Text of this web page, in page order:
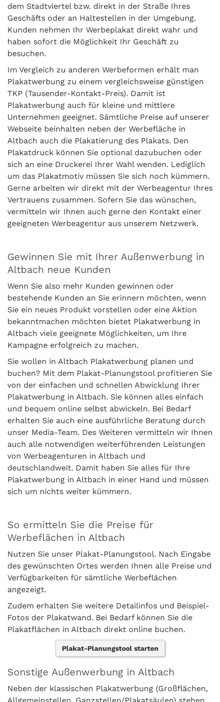
dem Stadtviertel bzw. direkt in der Straße Ihres
Geschäfts oder an Haltestellen in der Umgebung.
Kunden nehmen Ihr Werbeplakat direkt wahr und
haben sofort die Möglichkeit Ihr Geschäft zu
besuchen.
Im Vergleich zu anderen Werbeformen erhält man
Plakatwerbung zu einem vergleichsweise günstigen
TKP (Tausender-Kontakt-Preis). Damit ist
Plakatwerbung auch für kleine und mittlere
Unternehmen geeignet. Sämtliche Preise auf unserer
Webseite beinhalten neben der Werbefläche in
Altbach auch die Plakatierung des Plakats. Den
Plakatdruck können Sie optional dazubuchen oder
sich an eine Druckerei Ihrer Wahl wenden. Lediglich
um das Plakatmotiv müssen Sie sich noch kümmern.
Gerne arbeiten wir direkt mit der Werbeagentur Ihres
Vertrauens zusammen. Sofern Sie das wünschen,
vermitteln wir Ihnen auch gerne den Kontakt einer
geeigneten Werbeagentur aus unserem Netzwerk.
Gewinnen Sie mit Ihrer Außenwerbung in
Altbach neue Kunden
Wenn Sie also mehr Kunden gewinnen oder
bestehende Kunden an Sie erinnern möchten, wenn
Sie ein neues Produkt vorstellen oder eine Aktion
bekanntmachen möchten bietet Plakatwerbung in
Altbach viele geeignete Möglichkeiten, um Ihre
Kampagne erfolgreich zu machen.
Sie wollen in Altbach Plakatwerbung planen und
buchen? Mit dem Plakat-Planungstool profitieren Sie
von der einfachen und schnellen Abwicklung Ihrer
Plakatwerbung in Altbach. Sie können alles einfach
und bequem online selbst abwickeln. Bei Bedarf
erhalten Sie auch eine ausführliche Beratung durch
unser Media-Team. Des Weiteren vermitteln wir Ihnen
auch alle notwendigen weiterführenden Leistungen
von Werbeagenturen in Altbach und
deutschlandweit. Damit haben Sie alles für Ihre
Plakatwerbung in Altbach in einer Hand und müssen
sich um nichts weiter kümmern.
So ermitteln Sie die Preise für
Werbeflächen in Altbach
Nutzen Sie unser Plakat-Planungstool. Nach Eingabe
des gewünschten Ortes werden Ihnen alle Preise und
Verfügbarkeiten für sämtliche Werbeflächen
angezeigt.
Zudem erhalten Sie weitere Detailinfos und Beispiel-
Fotos der Plakatwand. Bei Bedarf können Sie die
Plakatflächen in Altbach direkt online buchen.
Plakat-Planungstool starten
Sonstige Außenwerbung in Altbach
Neben der klassischen Plakatwerbung (Großflächen,